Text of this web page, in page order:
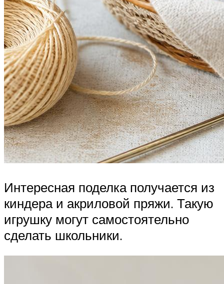
Интересная поделка получается из
киндера и акриловой пряжи. Такую
игрушку могут самостоятельно
сделать школьники.